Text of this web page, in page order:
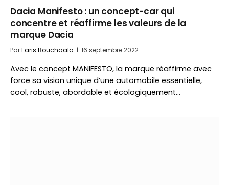
Dacia Manifesto : un concept-car qui
concentre et réaffirme les valeurs de la
marque Dacia
ParFaris Bouchaala 16 septembre 2022
Avec le concept MANIFESTO, la marque réaffirme avec
force sa vision unique d’une automobile essentielle,
cool, robuste, abordable et écologiquement…